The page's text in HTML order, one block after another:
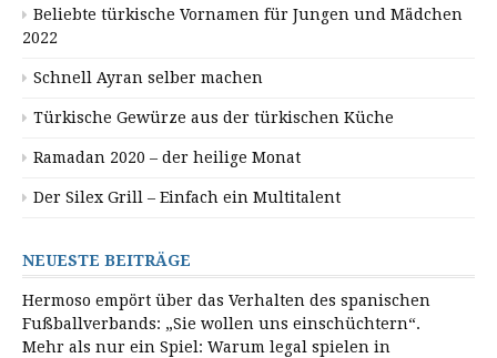
Beliebte türkische Vornamen für Jungen und Mädchen
2022
Schnell Ayran selber machen
Türkische Gewürze aus der türkischen Küche
Ramadan 2020 – der heilige Monat
Der Silex Grill – Einfach ein Multitalent
NEUESTE BEITRÄGE
Hermoso empört über das Verhalten des spanischen
Fußballverbands: „Sie wollen uns einschüchtern“.
Mehr als nur ein Spiel: Warum legal spielen in